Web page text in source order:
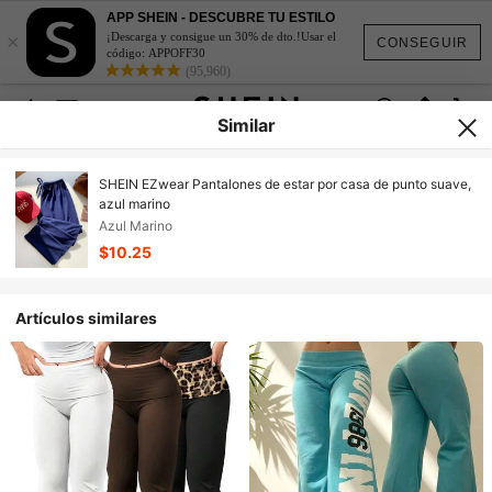
CONSEGUIR
×
APP SHEIN - DESCUBRE TU ESTILO
¡Descarga y consigue un 30% de dto.!Usar el
código: APPOFF30
(95,960)
Similar
SHEIN EZwear Pantalones de estar por casa de punto suave,
azul marino
Azul Marino
$10.25
Artículos similares